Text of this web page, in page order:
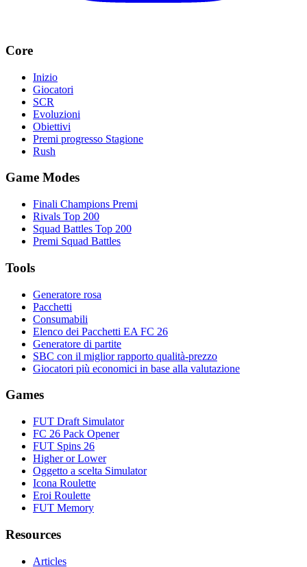
Core
Inizio
Giocatori
SCR
Evoluzioni
Obiettivi
Premi progresso Stagione
Rush
Game Modes
Finali Champions Premi
Rivals Top 200
Squad Battles Top 200
Premi Squad Battles
Tools
Generatore rosa
Pacchetti
Consumabili
Elenco dei Pacchetti EA FC 26
Generatore di partite
SBC con il miglior rapporto qualità-prezzo
Giocatori più economici in base alla valutazione
Games
FUT Draft Simulator
FC 26 Pack Opener
FUT Spins 26
Higher or Lower
Oggetto a scelta Simulator
Icona Roulette
Eroi Roulette
FUT Memory
Resources
Articles